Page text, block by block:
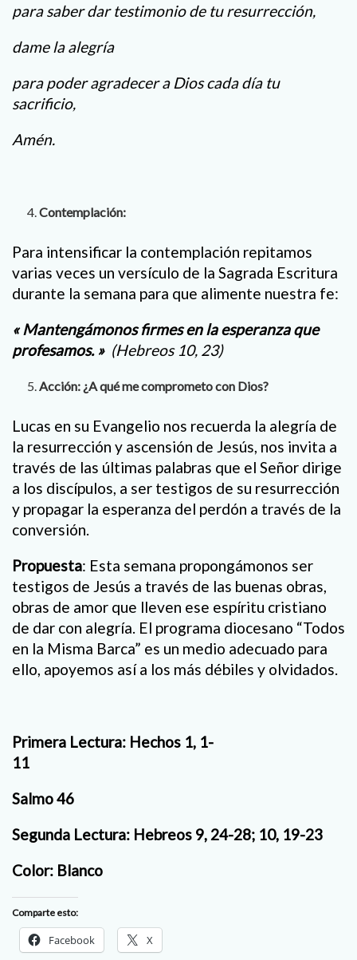
para saber dar testimonio de tu resurrección,
dame la alegría
para poder agradecer a Dios cada día tu
sacrificio,
Amén.
Contemplación:
Para intensificar la contemplación repitamos
varias veces un versículo de la Sagrada Escritura
durante la semana para que alimente nuestra fe:
« Mantengámonos firmes en la esperanza que
profesamos. » (Hebreos 10, 23)
Acción: ¿A qué me comprometo con Dios?
Lucas en su Evangelio nos recuerda la alegría de
la resurrección y ascensión de Jesús, nos invita a
través de las últimas palabras que el Señor dirige
a los discípulos, a ser testigos de su resurrección
y propagar la esperanza del perdón a través de la
conversión.
Propuesta: Esta semana propongámonos ser
testigos de Jesús a través de las buenas obras,
obras de amor que lleven ese espíritu cristiano
de dar con alegría. El programa diocesano “Todos
en la Misma Barca” es un medio adecuado para
ello, apoyemos así a los más débiles y olvidados.
Primera Lectura: Hechos 1, 1-
11
Salmo 46
Segunda Lectura: Hebreos 9, 24-28; 10, 19-23
Color: Blanco
Comparte esto:
Facebook X